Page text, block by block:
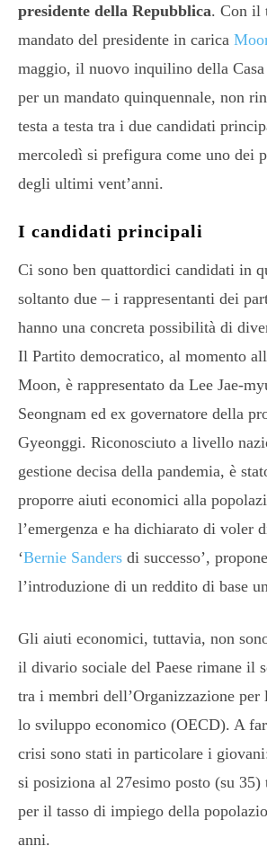
presidente della Repubblica. Con il
mandato del presidente in carica
maggio, il nuovo inquilino della
per un mandato quinquennale, non
testa a testa tra i due candidati
mercoledì si prefigura come uno dei
degli ultimi vent’anni.
I candidati principali
Ci sono ben quattordici candidati in
soltanto due – i rappresentanti dei
hanno una concreta possibilità di
Il Partito democratico, al momento
Moon, è rappresentato da Lee Jae-
Seongnam ed ex governatore della
Gyeonggi. Riconosciuto a livello
gestione decisa della pandemia, è
proporre aiuti economici alla
l’emergenza e ha dichiarato di voler
‘Bernie Sanders di successo’,
l’introduzione di un reddito di base
Gli aiuti economici, tuttavia, non
il divario sociale del Paese rimane il
tra i membri dell’Organizzazione per
lo sviluppo economico (OECD). A
crisi sono stati in particolare i
si posiziona al 27esimo posto (su
per il tasso di impiego della
anni.